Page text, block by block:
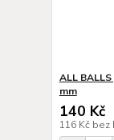
ALL
mm
140 Kč
116 Kč bez